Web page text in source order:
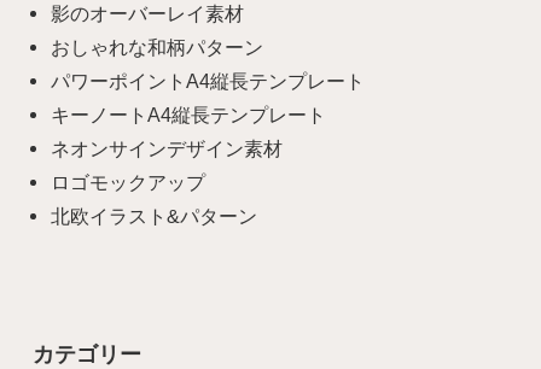
影のオーバーレイ素材
おしゃれな和柄パターン
パワーポイントA4縦長テンプレート
キーノートA4縦長テンプレート
ネオンサインデザイン素材
ロゴモックアップ
北欧イラスト&パターン
カテゴリー